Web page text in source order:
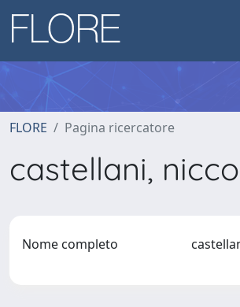
FLORE Pagina ricercatore
castellani,
Nome completo